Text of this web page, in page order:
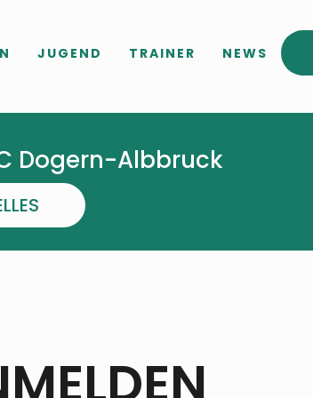
JUGEND TRAINER NEWS
Dogern-Albbruck